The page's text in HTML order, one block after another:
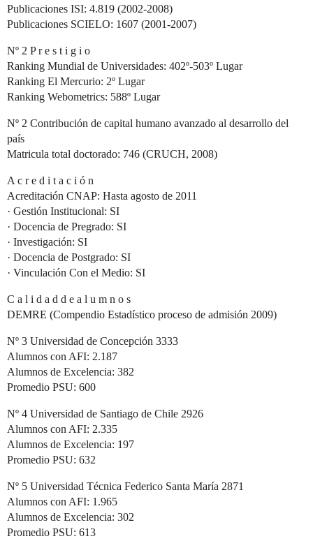
Publicaciones ISI: 4.819 (2002-2008)
Publicaciones SCIELO: 1607 (2001-2007)
Nº 2 P r e s t i g i o
Ranking Mundial de Universidades: 402º-503º Lugar
Ranking El Mercurio: 2º Lugar
Ranking Webometrics: 588º Lugar
Nº 2 Contribución de capital humano avanzado al desarrollo del
país
Matricula total doctorado: 746 (CRUCH, 2008)
A c r e d i t a c i ó n
Acreditación CNAP: Hasta agosto de 2011
· Gestión Institucional: SI
· Docencia de Pregrado: SI
· Investigación: SI
· Docencia de Postgrado: SI
· Vinculación Con el Medio: SI
C a l i d a d d e a l u m n o s
DEMRE (Compendio Estadístico proceso de admisión 2009)
Nº 3 Universidad de Concepción 3333
Alumnos con AFI: 2.187
Alumnos de Excelencia: 382
Promedio PSU: 600
Nº 4 Universidad de Santiago de Chile 2926
Alumnos con AFI: 2.335
Alumnos de Excelencia: 197
Promedio PSU: 632
Nº 5 Universidad Técnica Federico Santa María 2871
Alumnos con AFI: 1.965
Alumnos de Excelencia: 302
Promedio PSU: 613